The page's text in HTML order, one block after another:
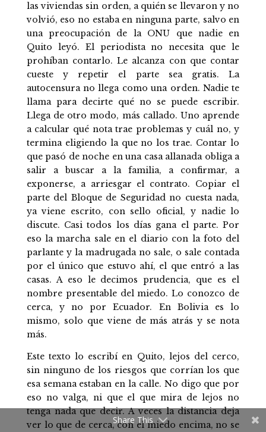
las viviendas sin orden, a quién se llevaron y no
volvió, eso no estaba en ninguna parte, salvo en
una preocupación de la ONU que nadie en
Quito leyó. El periodista no necesita que le
prohíban contarlo. Le alcanza con que contar
cueste y repetir el parte sea gratis. La
autocensura no llega como una orden. Nadie te
llama para decirte qué no se puede escribir.
Llega de otro modo, más callado. Uno aprende
a calcular qué nota trae problemas y cuál no, y
termina eligiendo la que no los trae. Contar lo
que pasó de noche en una casa allanada obliga a
salir a buscar a la familia, a confirmar, a
exponerse, a arriesgar el contrato. Copiar el
parte del Bloque de Seguridad no cuesta nada,
ya viene escrito, con sello oficial, y nadie lo
discute. Casi todos los días gana el parte. Por
eso la marcha sale en el diario con la foto del
parlante y la madrugada no sale, o sale contada
por el único que estuvo ahí, el que entró a las
casas. A eso le decimos prudencia, que es el
nombre presentable del miedo. Lo conozco de
cerca, y no por Ecuador. En Bolivia es lo
mismo, solo que viene de más atrás y se nota
más.
Este texto lo escribí en Quito, lejos del cerco,
sin ninguno de los riesgos que corrían los que
esa semana estaban en la calle. No digo que por
eso no valga, ni que el que mira de lejos no
tenga nada que decir. A veces la distancia deja
ver lo que de cerca, con el miedo encima, no se
Share This